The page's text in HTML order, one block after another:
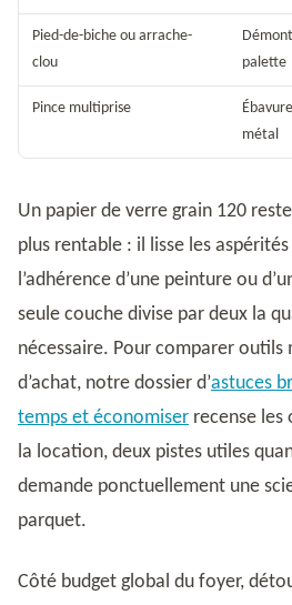
Pied-de-biche ou arrache-
clou
palette
Pince multiprise
métal
Un papier de verre grain 120
plus rentable : il lisse les
l’adhérence d’une peinture ou
seule couche divise par deux la
nécessaire. Pour comparer outils
d’achat, notre dossier d’astuces
temps et économiser recense
la location, deux pistes utiles
demande ponctuellement une
parquet.
Côté budget global du foyer,